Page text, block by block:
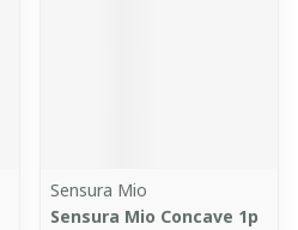
Sensura Mio
Sensura Mio Concave 1p